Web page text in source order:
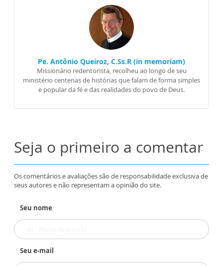
Pe. Antônio Queiroz, C.Ss.R (in memoriam)
Missionário redentorista, recolheu ao longo de seu
ministério centenas de histórias que falam de forma simples
e popular da fé e das realidades do povo de Deus.
Seja o primeiro a comentar
Os comentários e avaliações são de responsabilidade exclusiva de
seus autores e não representam a opinião do site.
Seu nome
Seu e-mail